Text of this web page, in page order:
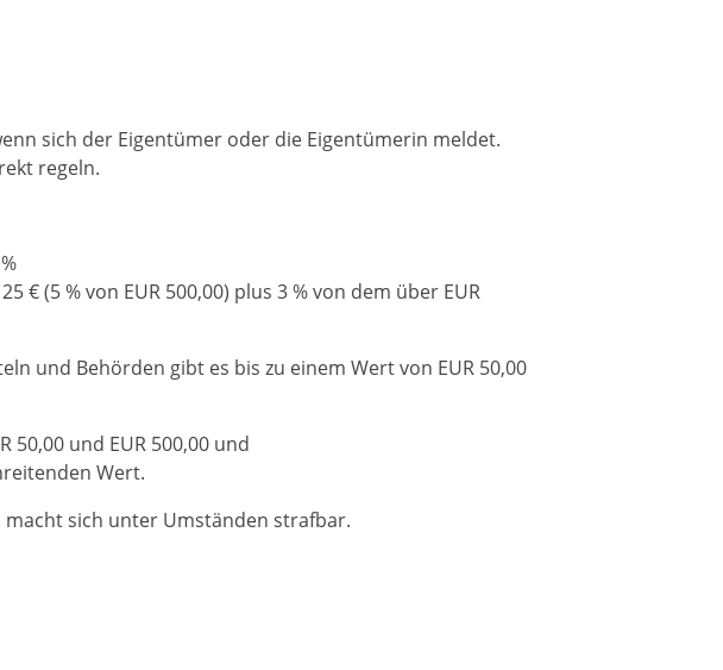
sich der Eigentümer oder die Eigentümerin meldet.
regeln.
€ (5 % von EUR 500,00) plus 3 % von dem über EUR
und Behörden gibt es bis zu einem Wert von EUR 50,00
50,00 und EUR 500,00 und
Wert.
sich unter Umständen strafbar.